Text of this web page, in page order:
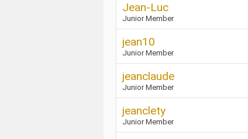
Jean-Luc
Junior Member
jean10
Junior Member
jeanclaude
Junior Member
jeanclety
Junior Member